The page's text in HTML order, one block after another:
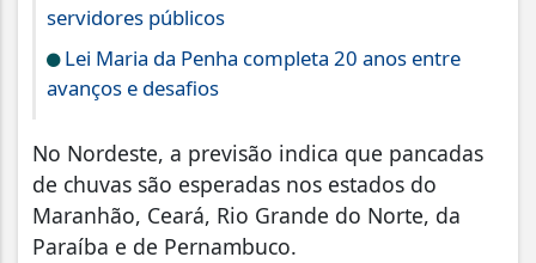
servidores públicos
Lei Maria da Penha completa 20 anos entre
avanços e desafios
No Nordeste, a previsão indica que pancadas
de chuvas são esperadas nos estados do
Maranhão, Ceará, Rio Grande do Norte, da
Paraíba e de Pernambuco.